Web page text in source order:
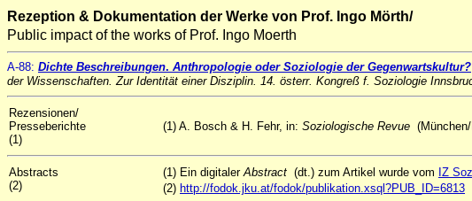
Rezeption & Dokumentation der Werke von Prof. Ingo Mörth/
Public impact of the works of Prof. Ingo Moerth
A-88: Dichte Beschreibungen. Anthropologie oder Soziologie der Gegenwartskultur?
der Wissenschaften. Zur Identität einer Disziplin. 14. österr. Kongreß f. Soziologie
Rezensionen/
Presseberichte
(1)
(1) A. Bosch & H. Fehr, in: Soziologische Revue
Abstracts
(2)
(1) Ein digitalerAbstract (dt.) zum Artikel wurde vom IZ
(2) http://fodok.jku.at/fodok/publikation.xsql?PUB_ID=6813